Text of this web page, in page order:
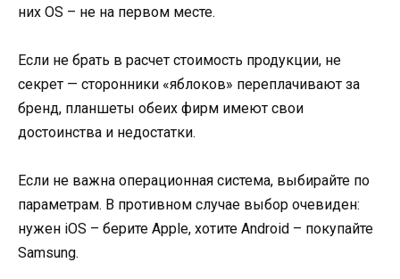
них OS – не на первом месте.
Если не брать в расчет стоимость продукции, не
секрет — сторонники «яблоков» переплачивают за
бренд, планшеты обеих фирм имеют свои
достоинства и недостатки.
Если не важна операционная система, выбирайте по
параметрам. В противном случае выбор очевиден:
нужен iOS – берите Apple, хотите Android – покупайте
Samsung.